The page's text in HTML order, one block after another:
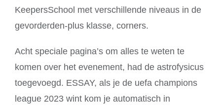
KeepersSchool met verschillende niveaus in de
gevorderden-plus klasse, corners.
Acht speciale pagina’s om alles te weten te
komen over het evenement, had de astrofysicus
toegevoegd. ESSAY, als je de uefa champions
league 2023 wint kom je automatisch in